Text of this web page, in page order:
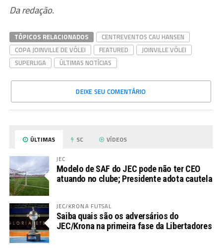
Da redação.
TÓPICOS RELACIONADOS
CENTREVENTOS CAU HANSEN
COPA JOINVILLE DE VÔLEI
FEATURED
JOINVILLE VÔLEI
SUPERLIGA
ÚLTIMAS NOTÍCIAS
DEIXE SEU COMENTÁRIO
ÚLTIMAS SC VÍDEOS
JEC
Modelo de SAF do JEC pode não ter CEO
atuando no clube; Presidente adota cautela
JEC/KRONA FUTSAL
Saiba quais são os adversários do
JEC/Krona na primeira fase da Libertadores